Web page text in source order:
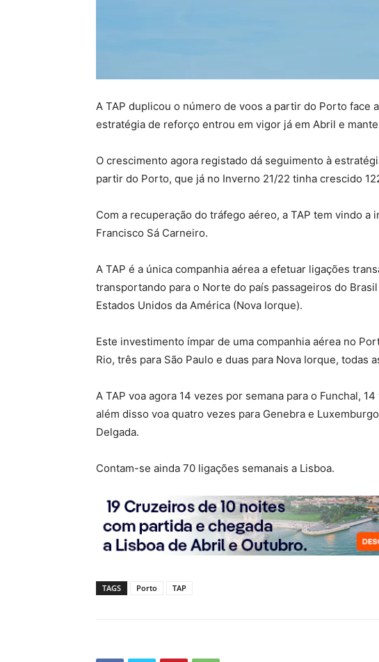
A TAP duplicou o número de voos a partir do Porto face
estratégia de reforço entrou em vigor já em Abril e
O crescimento agora registado dá seguimento à
partir do Porto, que já no Inverno 21/22 tinha crescido
Com a recuperação do tráfego aéreo, a TAP tem vindo a
Francisco Sá Carneiro.
A TAP é a única companhia aérea a efetuar ligações
transportando para o Norte do país passageiros do
Estados Unidos da América (Nova Iorque).
Este investimento ímpar de uma companhia aérea no
Rio, três para São Paulo e duas para Nova Iorque, todas
A TAP voa agora 14 vezes por semana para o Funchal,
além disso voa quatro vezes para Genebra e
Delgada.
Contam-se ainda 70 ligações semanais a Lisboa.
TAGS Porto TAP